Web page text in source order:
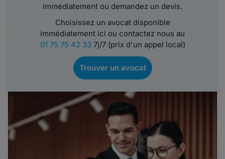
immédiatement ou demandez un devis.
Choisissez un avocat disponible
immédiatement ici ou contactez nous au
01 75 75 42 337j/7 (prix d'un appel local)
Trouver un avocat